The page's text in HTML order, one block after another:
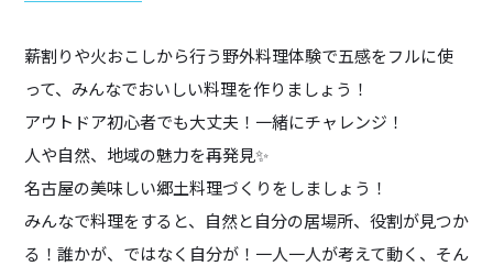
薪割りや火おこしから行う野外料理体験で五感をフルに使
って、みんなでおいしい料理を作りましょう！
アウトドア初心者でも大丈夫！一緒にチャレンジ！
人や自然、地域の魅力を再発見✨
名古屋の美味しい郷土料理づくりをしましょう！
みんなで料理をすると、自然と自分の居場所、役割が見つか
る！誰かが、ではなく自分が！一人一人が考えて動く、そん